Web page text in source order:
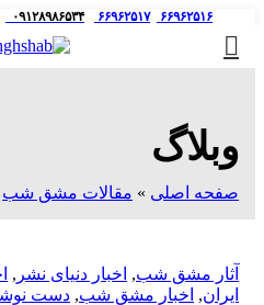
۶۶۹۶۲۵۱۶ ۶۶۹۶۲۵۱۷ ۰۹۱۲۸۹۸۶۵۳۴
وبلاگ
صفحه اصلی » مقالات مشق شب
آثار مشق شب, اخبار دنیای نشر ,
ایران, اخبار مشق شب, دست